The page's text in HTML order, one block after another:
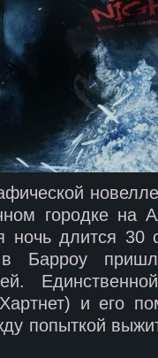
городке на
ночь длится 30
в Барроу
и его
попыткой